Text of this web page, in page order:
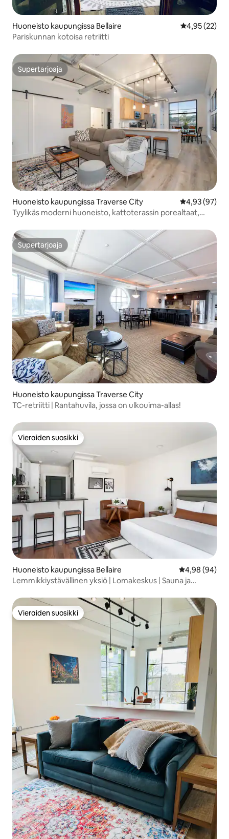
Huoneisto kaupungissa Bellaire
4,95 (22)
Pariskunnan kotoisa retriitti
Supertarjoaja
Supertarjoaja
Huoneisto kaupungissa Traverse City
4,93 (97)
Tyylikäs moderni huoneisto, kattoterassin porealtaat,
Supertarjoaja
Supertarjoaja
Huoneisto kaupungissa Traverse City
TC-retriitti | Rantahuvila, jossa on ulkouima-allas!
Vieraiden suosikki
Vieraiden suosikki
Huoneisto kaupungissa Bellaire
4,98 (94)
Lemmikkiystävällinen yksiö | Lomakeskus | Sauna ja
Vieraiden suosikki
Vieraiden suosikki